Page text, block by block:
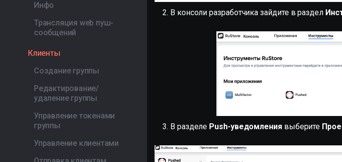
Инфо
Трансляция web пуш-
сообщений
Клиенты
Создание группы
Редактирование/
удаление группы
Управление токенами
группы
Управление клиентами
В консоли разработчика зайдите в раздел
В разделе Push-уведомлениявыберите